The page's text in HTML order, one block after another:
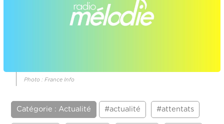
Photo : France Info
Catégorie : Actualité #actualité #attentats